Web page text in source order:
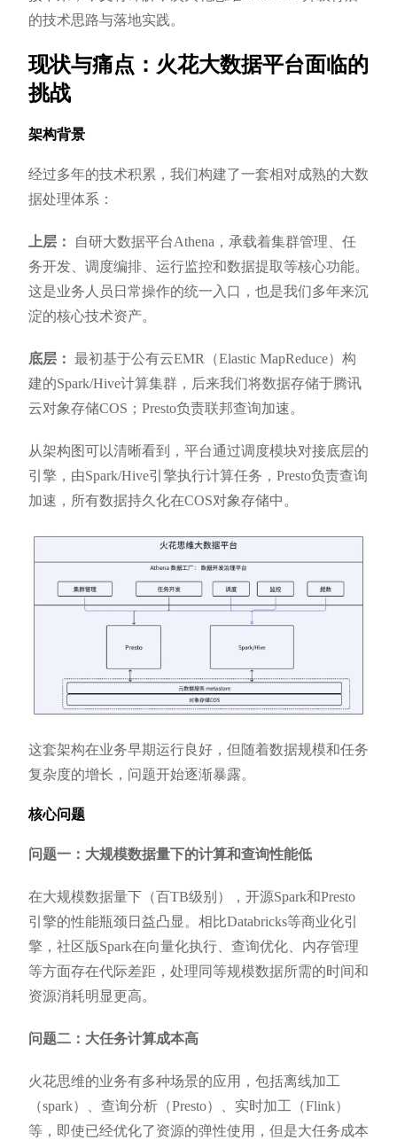
的技术思路与落地实践。
现状与痛点：火花大数据平台面临的
挑战
架构背景
经过多年的技术积累，我们构建了一套相对成熟的大数
据处理体系：
上层：
自研大数据平台Athena，承载着集群管理、任
务开发、调度编排、运行监控和数据提取等核心功能。
这是业务人员日常操作的统一入口，也是我们多年来沉
淀的核心技术资产。
底层： 最初基于公有云EMR（Elastic MapReduce）构
建的Spark/Hive计算集群，后来我们将数据存储于腾讯
云对象存储COS；Presto负责联邦查询加速。
从架构图可以清晰看到，平台通过调度模块对接底层的
引擎，由Spark/Hive引擎执行计算任务，Presto负责查询
加速，所有数据持久化在COS对象存储中。
这套架构在业务早期运行良好，但随着数据规模和任务
复杂度的增长，问题开始逐渐暴露。
核心问题
问题一：大规模数据量下的计算和查询性能低
在大规模数据量下（百TB级别），开源Spark和Presto
引擎的性能瓶颈日益凸显。相比Databricks等商业化引
擎，社区版Spark在向量化执行、查询优化、内存管理
等方面存在代际差距，处理同等规模数据所需的时间和
资源消耗明显更高。
问题二：大任务计算成本高
火花思维的业务有多种场景的应用，包括离线加工
（spark）、查询分析（Presto）、实时加工（Flink）
等，即使已经优化了资源的弹性使用，但是大任务成本